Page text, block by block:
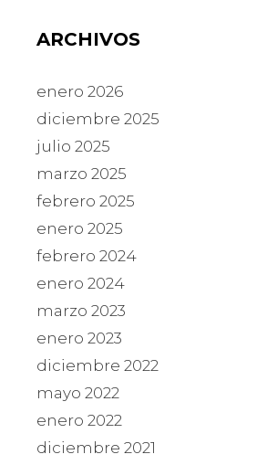
ARCHIVOS
enero 2026
diciembre 2025
julio 2025
marzo 2025
febrero 2025
enero 2025
febrero 2024
enero 2024
marzo 2023
enero 2023
diciembre 2022
mayo 2022
enero 2022
diciembre 2021